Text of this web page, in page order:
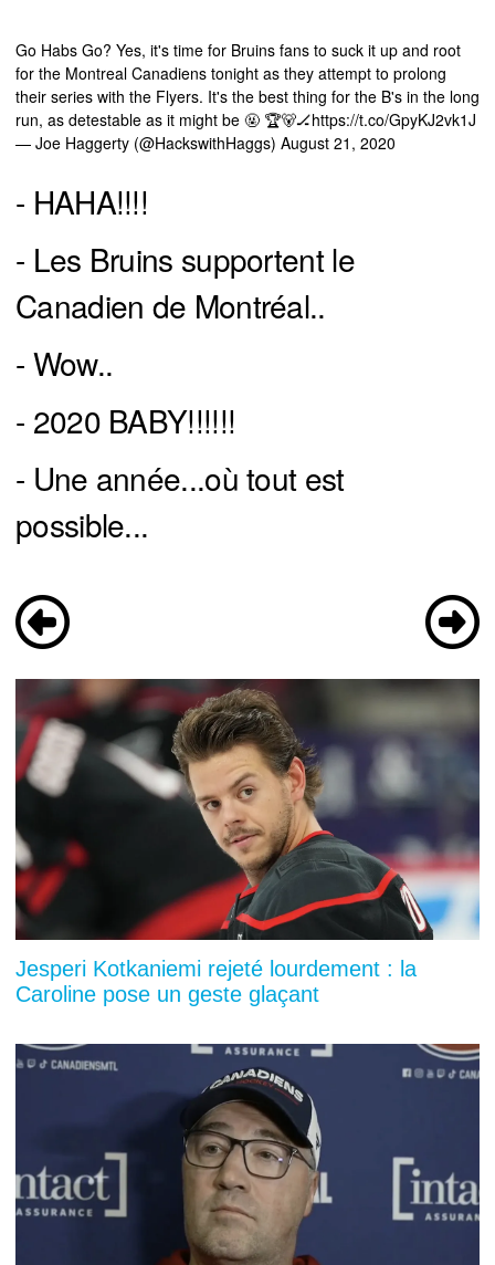
Go Habs Go? Yes, it's time for Bruins fans to suck it up and root
for the Montreal Canadiens tonight as they attempt to prolong
their series with the Flyers. It's the best thing for the B's in the long
run, as detestable as it might be 🤬 🏆🐻🏒https://t.co/GpyKJ2vk1J
— Joe Haggerty (@HackswithHaggs) August 21, 2020
- HAHA!!!!
- Les Bruins supportent le
Canadien de Montréal..
- Wow..
- 2020 BABY!!!!!!
- Une année...où tout est
possible...
Jesperi Kotkaniemi rejeté lourdement : la
Caroline pose un geste glaçant